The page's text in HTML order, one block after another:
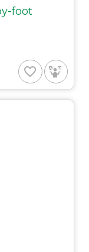
foot
favorite_border